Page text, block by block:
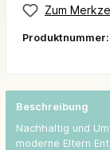
Zum
Produktnummer:
Beschreibung
Nachhaltig und
moderne Eltern